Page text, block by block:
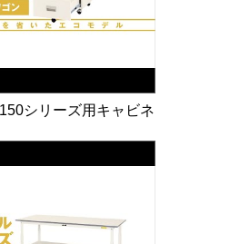
シリーズ用キャビネ